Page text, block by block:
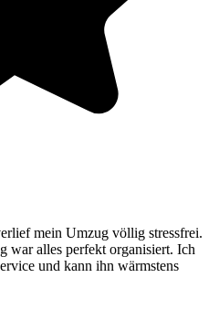
mein Umzug völlig stressfrei.
war alles perfekt organisiert. Ich
und kann ihn wärmstens